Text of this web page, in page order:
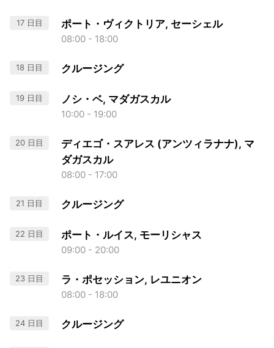
17 日目 ポート・ヴィクトリア, セーシェル
08:00 - 18:00
18 日目 クルージング
19 日目 ノシ・ベ, マダガスカル
10:00 - 19:00
20 日目
ディエゴ・スアレス (アンツィラナナ), マ
ダガスカル
08:00 - 17:00
21 日目 クルージング
22 日目 ポート・ルイス, モーリシャス
09:00 - 20:00
23 日目 ラ・ポセッション, レユニオン
08:00 - 18:00
24 日目 クルージング